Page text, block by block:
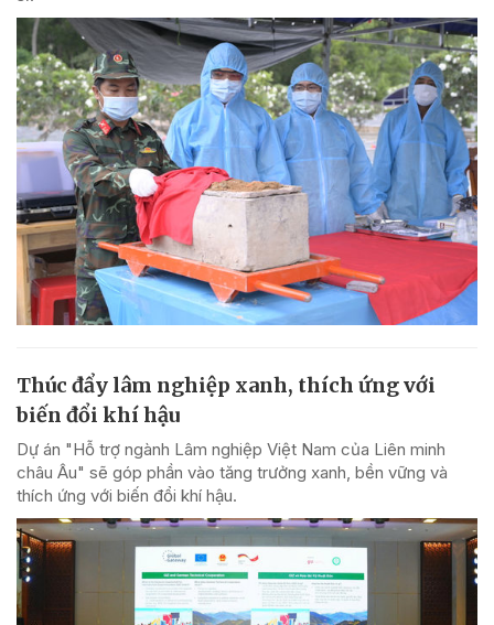
Thúc đẩy lâm nghiệp xanh, thích ứng với
biến đổi khí hậu
Dự án "Hỗ trợ ngành Lâm nghiệp Việt Nam của Liên minh
châu Âu" sẽ góp phần vào tăng trưởng xanh, bền vững và
thích ứng với biến đổi khí hậu.